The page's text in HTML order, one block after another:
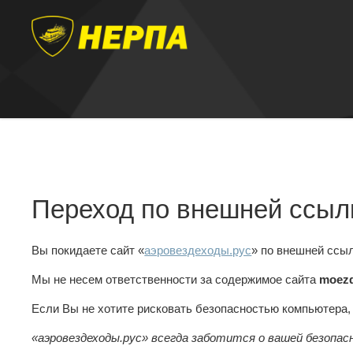
Переход по внешней
Вы покидаете сайт «аэровездеходы.рус» по внешней
Мы не несем ответственности за содержимое сайта
Если Вы не хотите рисковать безопасностью
«аэровездеходы.рус» всегда заботится о вашей